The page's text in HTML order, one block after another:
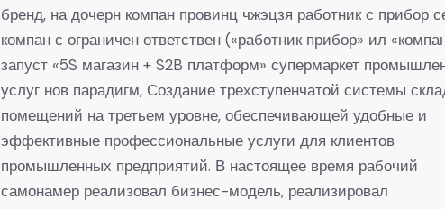
бренд, на дочерн компан провинц чжэцзя работник с прибор
компан с ограничен ответствен («работник прибор» ил
запуст «5S магазин + S2B платформ» супермаркет
услуг нов парадигм, Создание трехступенчатой системы
помещений на третьем уровне, обеспечивающей удобные и
эффективные профессиональные услуги для клиентов
промышленных предприятий. В настоящее время рабочий
самонамер реализовал бизнес-модель, реализировал